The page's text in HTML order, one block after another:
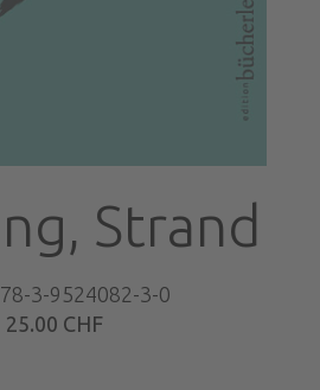
Strand
3-9524082-3-0
25.00 CHF